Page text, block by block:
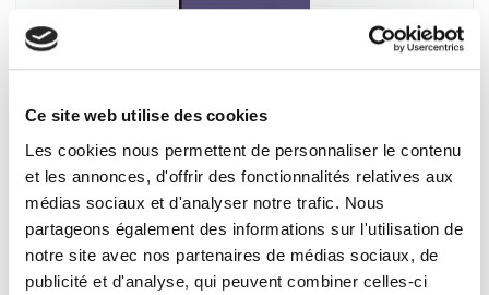
Ce site web utilise des cookies
Les cookies nous permettent de personnaliser le contenu
et les annonces, d'offrir des fonctionnalités relatives aux
médias sociaux et d'analyser notre trafic. Nous
partageons également des informations sur l'utilisation de
notre site avec nos partenaires de médias sociaux, de
publicité et d'analyse, qui peuvent combiner celles-ci
Les républicains face au bonapartisme rural (1848-
1880)
Chloé Gaboriaux